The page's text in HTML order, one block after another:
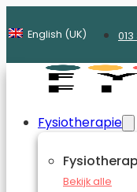
English (UK) 013
Fysiotherapie
Bekijk alle